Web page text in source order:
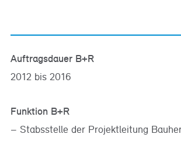
Auftragsdauer B+R
2012 bis 2016
Funktion B+R
Stabsstelle der Projektleitung